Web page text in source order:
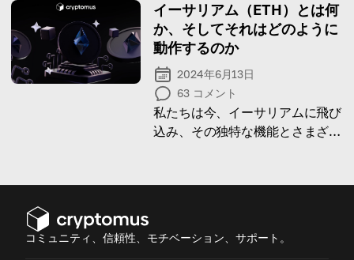
イーサリアム（ETH）とは何
か、そしてそれはどのように
動作するのか
2024年6月13日
63 コメント
私たちは今、イーサリアムに飛び
込み、その独特な機能とさまざま
コミュニティ、信頼性、モチベーション、サポート。